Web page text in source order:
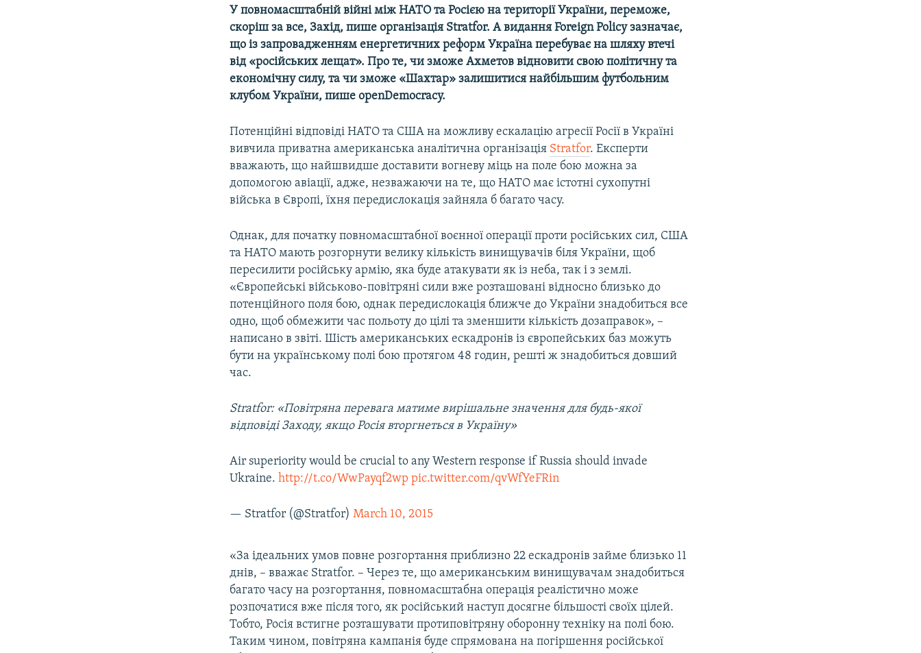
У повномасштабній війні між НАТО та Росією на території України, переможе,
скоріш за все, Захід, пише організація Stratfor. А виданняForeign Policyзазначає,
що із запровадженням енергетичних реформ Україна перебуває на шляху втечі
від «російських лещат». Про те, чи зможе Ахметов відновити свою політичну та
економічну силу, та чи зможе «Шахтар» залишитися найбільшим футбольним
клубом України, пишеopenDemocracy.
Потенційні відповіді НАТО та США на можливу ескалацію агресії Росії в Україні
вивчила приватна американська аналітична організація Stratfor. Експерти
вважають, що найшвидше доставити вогневу міць на поле бою можна за
допомогою авіації, адже, незважаючи на те, що НАТО має істотні сухопутні
війська в Європі, їхня передислокація зайняла б багато часу.
Однак, для початку повномасштабної воєнної операції проти російських сил, США
та НАТО мають розгорнути велику кількість винищувачів біля України, щоб
пересилити російську армію, яка буде атакувати як із неба, так і з землі.
«Європейські військово-повітряні сили вже розташовані відносно близько до
потенційного поля бою, однак передислокація ближче до України знадобиться все
одно, щоб обмежити час польоту до цілі та зменшити кількість дозаправок», –
написано в звіті. Шість американських ескадронів із європейських баз можуть
бути на українському полі бою протягом 48 годин, решті ж знадобиться довший
час.
Stratfor: «Повітряна перевага матиме вирішальне значення для будь-якої
відповіді Заходу, якщо Росія вторгнеться в Україну»
Air superiority would be crucial to any Western response if Russia should invade
Ukraine.http://t.co/WwPayqf2wp pic.twitter.com/qvWfYeFRin
— Stratfor (@Stratfor)March 10, 2015
«За ідеальних умов повне розгортання приблизно 22 ескадронів займе близько 11
днів, – вважає Stratfor. – Через те, що американським винищувачам знадобиться
багато часу на розгортання, повномасштабна операція реалістично може
розпочатися вже після того, як російський наступ досягне більшості своїх цілей.
Тобто, Росія встигне розташувати протиповітряну оборонну техніку на полі бою.
Таким чином, повітряна кампанія буде спрямована на погіршення російської